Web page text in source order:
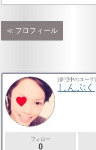
プロフィール
[参照中のユーザ]
しんぷく
フォロー
0